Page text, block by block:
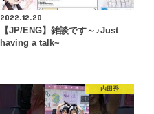
2022.12.20
【JP/ENG】雑談です～♪Just
having a talk~
内田秀